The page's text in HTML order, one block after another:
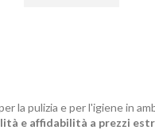
la pulizia e per l'igiene in
e affidabilità a prezzi